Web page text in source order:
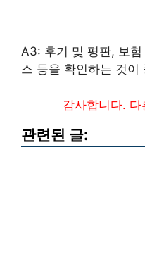
A3: 후기 및 평판, 보
스 등을 확인하는 것이
감사합니다.
관련된 글: